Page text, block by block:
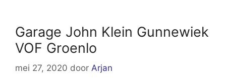
Garage John Klein Gunnewiek
VOF Groenlo
mei 27, 2020 door Arjan